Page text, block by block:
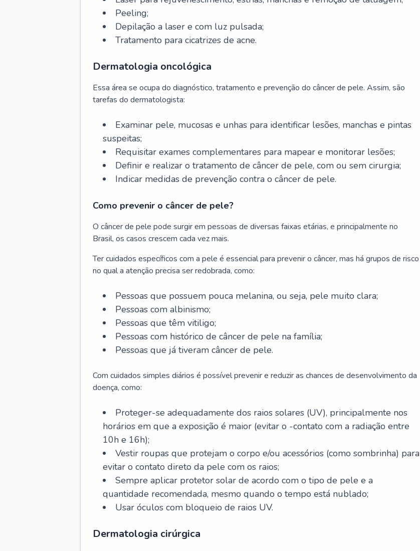
Peeling;
Depilação a laser e com luz pulsada;
Tratamento para cicatrizes de acne.
Dermatologia oncológica
Essa área se ocupa do diagnóstico, tratamento e prevenção do câncer de pele. Assim, são
tarefas do dermatologista:
Examinar pele, mucosas e unhas para identificar lesões, manchas e pintas
suspeitas;
Requisitar exames complementares para mapear e monitorar lesões;
Definir e realizar o tratamento de câncer de pele, com ou sem cirurgia;
Indicar medidas de prevenção contra o câncer de pele.
Como prevenir o câncer de pele?
O câncer de pele pode surgir em pessoas de diversas faixas etárias, e principalmente no
Brasil, os casos crescem cada vez mais.
Ter cuidados específicos com a pele é essencial para prevenir o câncer, mas há grupos de risco
no qual a atenção precisa ser redobrada, como:
Pessoas que possuem pouca melanina, ou seja, pele muito clara;
Pessoas com albinismo;
Pessoas que têm vitiligo;
Pessoas com histórico de câncer de pele na família;
Pessoas que já tiveram câncer de pele.
Com cuidados simples diários é possível prevenir e reduzir as chances de desenvolvimento da
doença, como:
Proteger-se adequadamente dos raios solares (UV), principalmente nos
horários em que a exposição é maior (evitar o -contato com a radiação entre
10h e 16h);
Vestir roupas que protejam o corpo e/ou acessórios (como sombrinha) para
evitar o contato direto da pele com os raios;
Sempre aplicar protetor solar de acordo com o tipo de pele e a
quantidade recomendada, mesmo quando o tempo está nublado;
Usar óculos com bloqueio de raios UV.
Dermatologia cirúrgica